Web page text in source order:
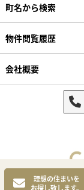
理想の住まいを
お探し致します。
町名から検索
物件閲覧履歴
会社概要